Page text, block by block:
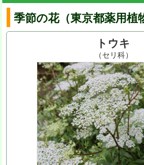
季節の花（東京都薬用植
トウキ
（セリ科）